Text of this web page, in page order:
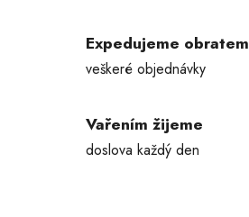
Expedujeme obratem
veškeré objednávky
Vařením žijeme
doslova každý den